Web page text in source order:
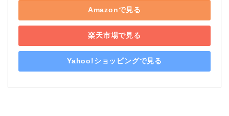
Amazonで見る
楽天市場で見る
Yahoo!ショッピングで見る